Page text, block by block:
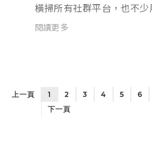
橫掃所有社群平台，也不
們，AERO PRO 是否能夠
閱讀更多
上一頁 1 2 3 4 5 6
下一頁